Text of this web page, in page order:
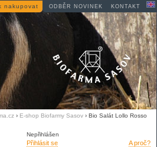
KONTAKT
ODBĚR NOVINEK
nakupovat
› E-shop Biofarmy Sasov › Bio Salát Lollo Rosso
Nepřihlášen
A proč?
Přihlásit se